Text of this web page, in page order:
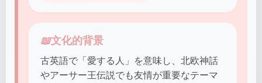
📖文化的背景
古英語で「愛する人」を意味し、北欧神話
やアーサー王伝説でも友情が重要なテーマ